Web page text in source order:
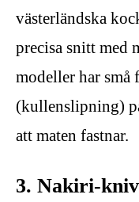
västerländska
precisa snitt med
modeller har
(kullenslipning)
att maten fastnar.
3. Nakiri-kniv